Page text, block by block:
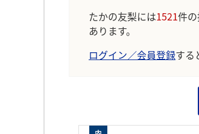
たかの友梨には1521件
あります。
ログイン／会員登録する